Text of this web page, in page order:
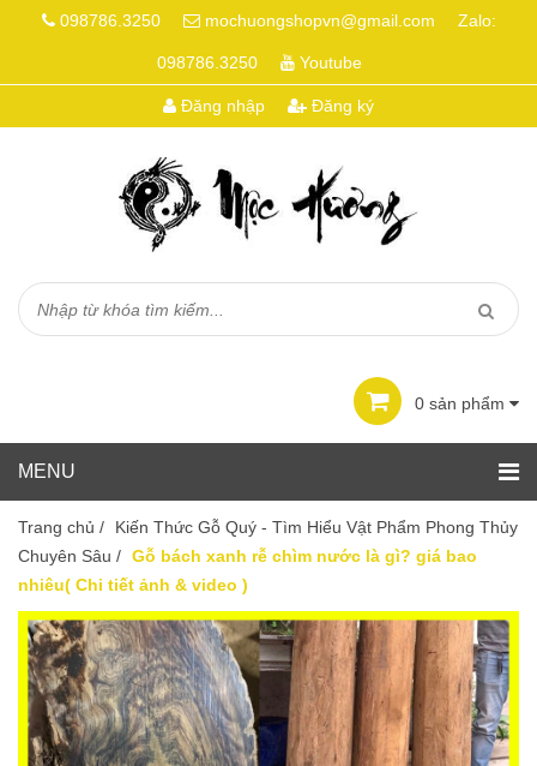
098786.3250 mochuongshopvn@gmail.com Zalo:
098786.3250 Youtube
Đăng nhập Đăng ký
0 sản phẩm
Trang chủ /
Kiến Thức Gỗ Quý - Tìm Hiểu Vật Phẩm Phong Thủy
Chuyên Sâu / Gỗ bách xanh rễ chìm nước là gì? giá bao
nhiêu( Chi tiết ảnh & video )